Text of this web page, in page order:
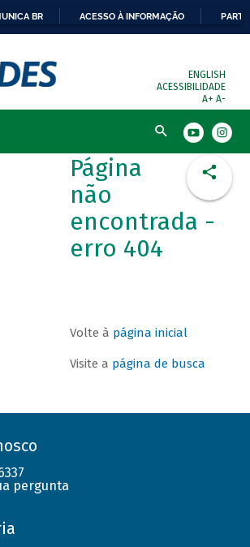
BR ACESSO À INFORMAÇÃO
ENGLISH
ACESSIBILIDADE
A+ A-
Busca
Página
não
encontrada -
erro 404
Volte à página inicial
Visite a página de busca
pergunta